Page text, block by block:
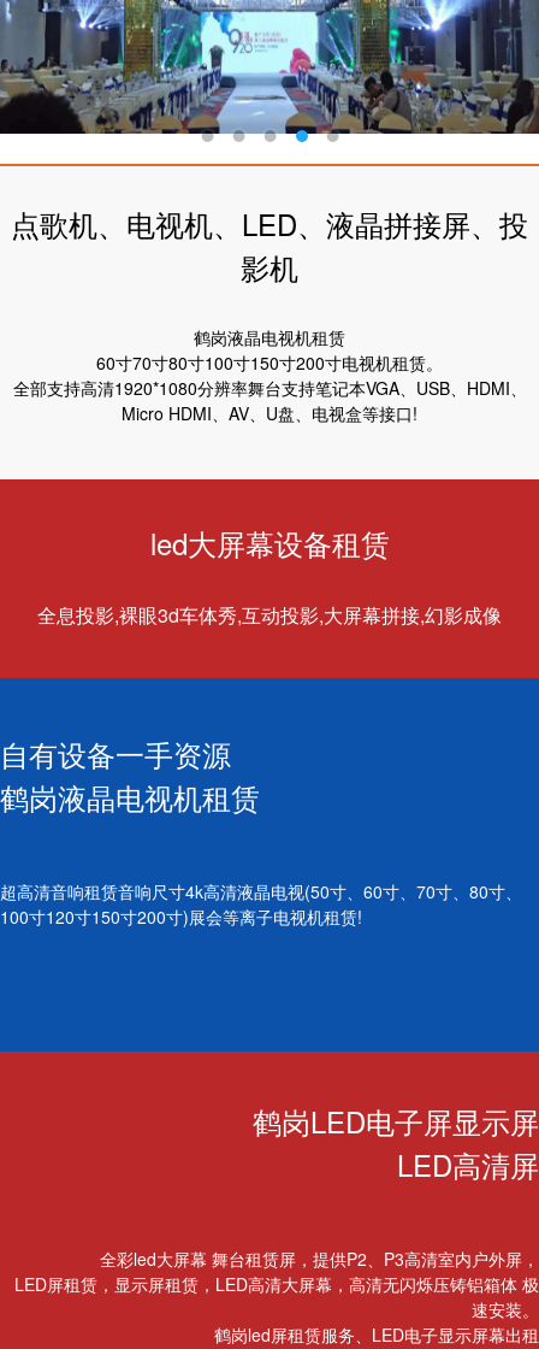
点歌机、电视机、LED、液晶拼接屏、投
影机
鹤岗液晶电视机租赁
60寸70寸80寸100寸150寸200寸电视机租赁。
全部支持高清1920*1080分辨率舞台支持笔记本VGA、USB、HDMI、
Micro HDMI、AV、U盘、电视盒等接口!
led大屏幕设备租赁
全息投影,裸眼3d车体秀,互动投影,大屏幕拼接,幻影成像
自有设备一手资源
鹤岗液晶电视机租赁
超高清音响租赁音响尺寸4k高清液晶电视(50寸、60寸、70寸、80寸、
100寸120寸150寸200寸)展会等离子电视机租赁!
鹤岗LED电子屏显示屏
LED高清屏
全彩led大屏幕 舞台租赁屏，提供P2、P3高清室内户外屏，
LED屏租赁，显示屏租赁，LED高清大屏幕，高清无闪烁压铸铝箱体 极
速安装。
鹤岗led屏租赁服务、LED电子显示屏幕出租